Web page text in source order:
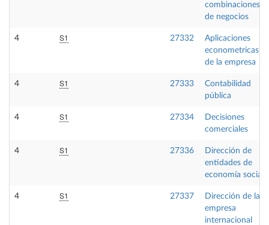
combinaciones
de negocios
4 S1 27332
Aplicaciones
econometricas
de la empresa
4 S1 27333
Contabilidad
pública
4 S1 27334
Decisiones
comerciales
4 S1 27336
Dirección de
entidades de
economía social
4 S1 27337
Dirección de la
empresa
internacional